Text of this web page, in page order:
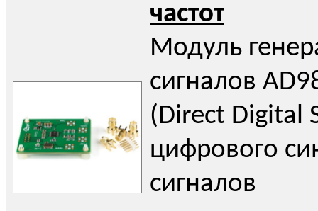
частот
Модуль
сигналов
(Direct Digital
цифрового
сигналов